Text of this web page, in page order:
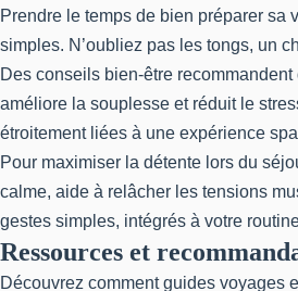
Prendre le temps de bien préparer sa
simples. N’oubliez pas les tongs, un
Des conseils bien-être
améliore la souplesse et réduit le
étroitement liées à une expérience
Pour maximiser la détente lors du
calme, aide à relâcher les tensions
gestes simples, intégrés à votre
Ressources et
Découvrez comment guides voyages